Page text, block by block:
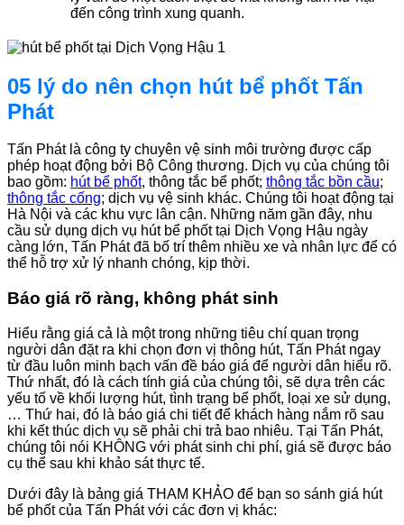
đến công trình xung quanh.
05 lý do nên chọn hút bể phốt Tấn
Phát
Tấn Phát là công ty chuyên vệ sinh môi trường được cấp
phép hoạt động bởi Bộ Công thương. Dịch vụ của chúng tôi
bao gồm: hút bể phốt, thông tắc bể phốt; thông tắc bồn cầu;
thông tắc cống; dịch vụ vệ sinh khác. Chúng tôi hoạt động tại
Hà Nội và các khu vực lân cận. Những năm gần đây, nhu
cầu sử dụng dịch vụ hút bể phốt tại Dịch Vọng Hậu ngày
càng lớn, Tấn Phát đã bố trí thêm nhiều xe và nhân lực để có
thể hỗ trợ xử lý nhanh chóng, kịp thời.
Báo giá rõ ràng, không phát sinh
Hiểu rằng giá cả là một trong những tiêu chí quan trọng
người dân đặt ra khi chọn đơn vị thông hút, Tấn Phát ngay
từ đầu luôn minh bạch vấn đề báo giá để người dân hiểu rõ.
Thứ nhất, đó là cách tính giá của chúng tôi, sẽ dựa trên các
yếu tố về khối lượng hút, tình trạng bể phốt, loại xe sử dụng,
… Thứ hai, đó là báo giá chi tiết để khách hàng nắm rõ sau
khi kết thúc dịch vụ sẽ phải chi trả bao nhiêu. Tại Tấn Phát,
chúng tôi nói KHÔNG với phát sinh chi phí, giá sẽ được báo
cụ thể sau khi khảo sát thực tế.
Dưới đây là bảng giá THAM KHẢO để bạn so sánh giá hút
bể phốt của Tấn Phát với các đơn vị khác: